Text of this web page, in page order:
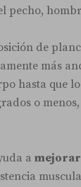
pecho,
de
más
hasta que
o
a